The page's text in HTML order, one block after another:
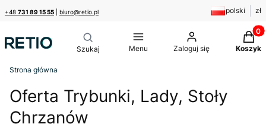
+48 731 89 15 55 biuro@retio.pl polski zł
Menu Zaloguj się Koszyk
Strona główna
Oferta Trybunki, Lady, Stoły
Chrzanów